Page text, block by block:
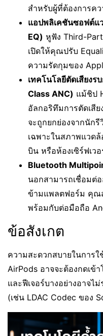
สำหรับผู้ที่ต้องการคว
แอปพลิเคชันซอฟต์แ
EQ) หูฟัง Third-
เปิดให้คุณปรับ
ความรัดกุมของ
เทคโนโลยีตัดเสียง
Class ANC) แม้ชิป
อัลกอริทึมการตัดเสี
จะถูกยกย่องจากนักรี
เฉพาะในสภาพแวด
บิน หรือห้องเซิร์ฟเวอ
Bluetooth
นอกสามารถเชื่อมต่
ข้ามแพลตฟอร์ม คุณ
พร้อมกับต่อมือถือ
ข้อสังเกต
ความสะดวกสบายในการใ
AirPods อาจจะต้องกดเข้
และฟีเจอร์บางอย่างอาจไ
(เช่น LDAC Codec ของ